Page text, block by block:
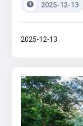
2025-12-13
2025-12-13